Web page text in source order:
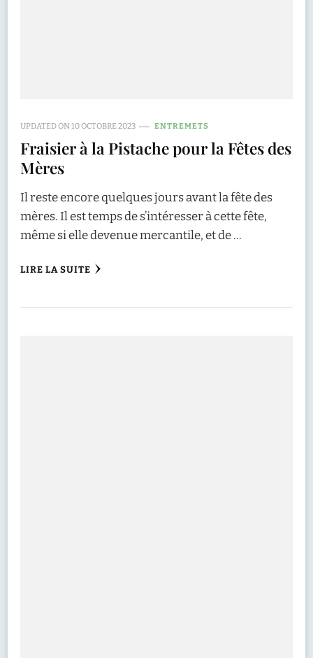
UPDATED ON10 OCTOBRE 2023 ENTREMETS
Fraisier à la Pistache pour la Fêtes des
Mères
Il reste encore quelques jours avant la fête des
mères. Il est temps de s’intéresser à cette fête,
même si elle devenue mercantile, et de …
LIRE LA SUITE